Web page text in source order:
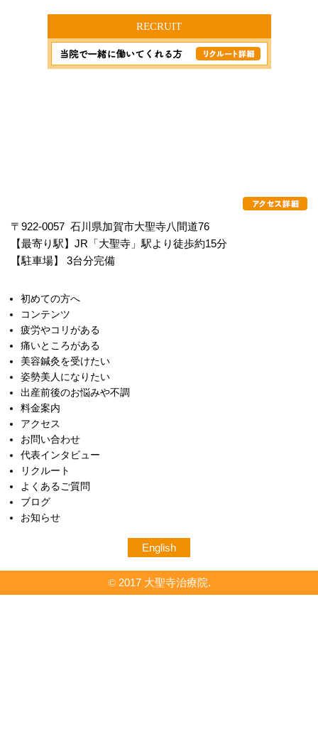
RECRUIT
〒922-0057 石川県加賀市大聖寺八間道76
【最寄り駅】JR「大聖寺」駅より徒歩約15分
【駐車場】 3台分完備
初めての方へ
コンテンツ
疲労やコリがある
痛いところがある
美容鍼灸を受けたい
姿勢美人になりたい
出産前後のお悩みや不調
料金案内
アクセス
お問い合わせ
代表インタビュー
リクルート
よくあるご質問
ブログ
お知らせ
English
©2017 大聖寺治療院.